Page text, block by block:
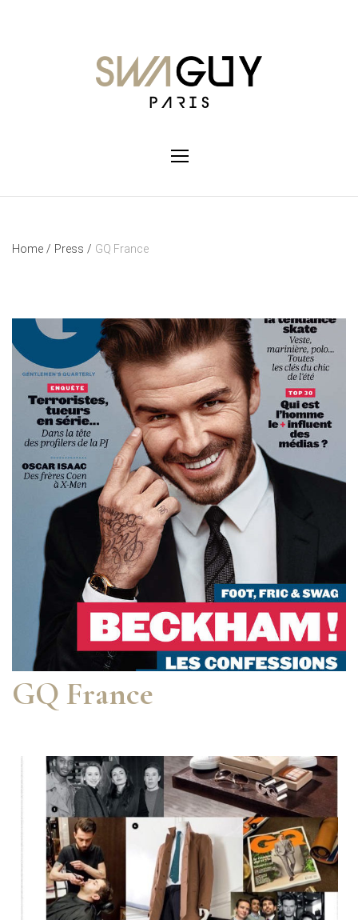
Home / Press / GQ France
GQ France